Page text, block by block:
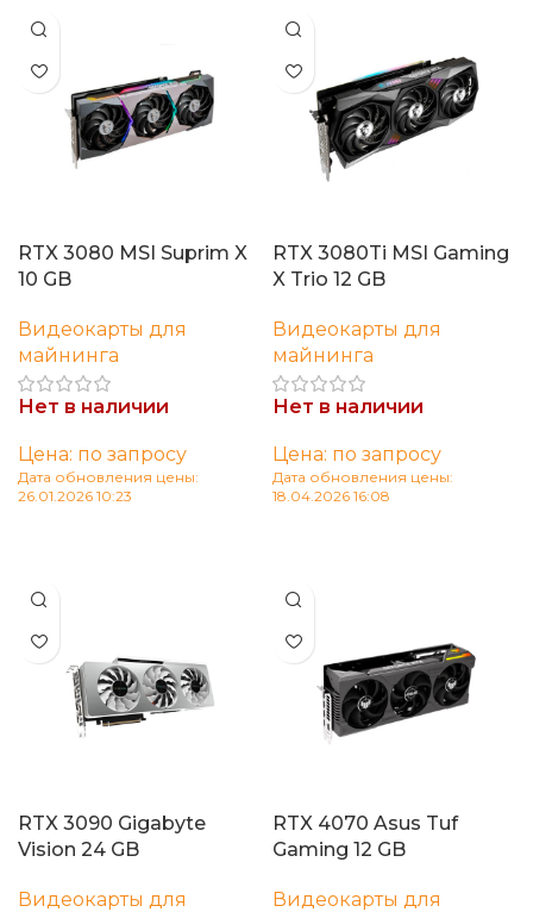
RTX 3080 MSI Suprim X
10 GB
Видеокарты для
майнинга
Нет в наличии
Цена: по запросу
Дата обновления цены:
26.01.2026 10:23
RTX 3080Ti MSI Gaming
X Trio 12 GB
Видеокарты для
майнинга
Нет в наличии
Цена: по запросу
Дата обновления цены:
18.04.2026 16:08
RTX 3090 Gigabyte
Vision 24 GB
Видеокарты для
RTX 4070 Asus Tuf
Gaming 12 GB
Видеокарты для